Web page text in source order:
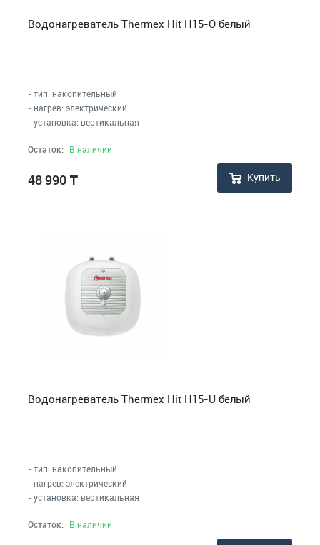
Водонагреватель Thermex Hit H15-O белый
- тип: накопительный
- нагрев: электрический
- установка: вертикальная
Остаток: В наличии
48 990 ₸ Купить
Водонагреватель Thermex Hit H15-U белый
- тип: накопительный
- нагрев: электрический
- установка: вертикальная
Остаток: В наличии